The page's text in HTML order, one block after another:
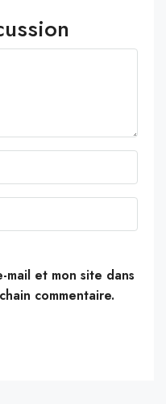
mail et mon site dans
commentaire.